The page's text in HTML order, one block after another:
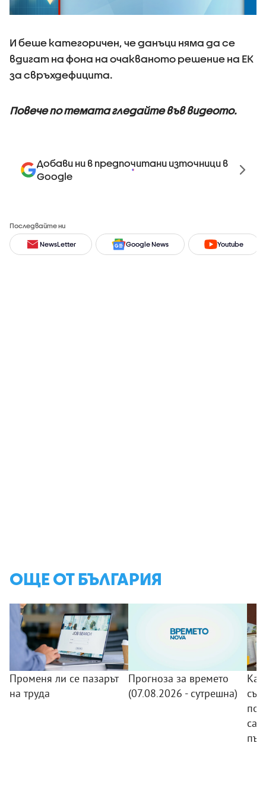
И беше категоричен, че данъци няма да се
вдигат на фона на очакваното решение на ЕК
за свръхдефицита.
Повече по темата гледайте във видеото.
Добави ни в предпочитани източници в
Google
Последвайте ни
NewsLetter Google News Youtube
ОЩЕ ОТ БЪЛГАРИЯ
Променя ли се пазарът
на труда
Прогноза за времето
(07.08.2026 - сутрешна)
път